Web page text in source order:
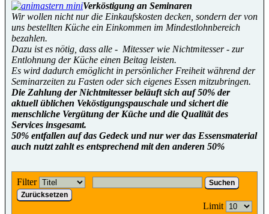
Verköstigung an Seminaren
Wir wollen nicht nur die Einkaufskosten decken, sondern der von
uns bestellten Küche ein Einkommen im Mindestlohnbereich
bezahlen.
Dazu ist es nötig, dass alle - Mitesser wie Nichtmitesser - zur
Entlohnung der Küche einen Beitag leisten.
Es wird dadurch emöglicht in persönlicher Freiheit während der
Seminarzeiten zu Fasten oder sich eigenes Essen mitzubringen.
Die Zahlung der Nichtmitesser beläuft sich auf 50% der
aktuell üblichen Veköstigungspauschale und sichert die
menschliche Vergütung der Küche und die Qualität des
Services insgesamt.
50% entfallen auf das Gedeck und nur wer das Essensmaterial
auch nutzt zahlt es entsprechend mit den anderen 50%
Filter
Suchen
Zurücksetzen
Limit